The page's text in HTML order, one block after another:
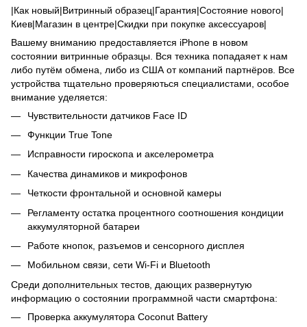
|Как новый|Витринный образец|Гарантия|Состояние нового|
Киев|Магазин в центре|Скидки при покупке аксессуаров|
Вашему вниманию предоставляется iPhone в новом
состоянии витринные образцы. Вся техника попадаяет к нам
либо путём обмена, либо из США от компаний партнёров. Все
устройства тщательно проверяються специалистами, особое
внимание уделяется:
Чувствительности датчиков Face ID
Функции True Tone
Исправности гироскопа и акселерометра
Качества динамиков и микрофонов
Четкости фронтальной и основной камеры
Регламенту остатка процентного соотношения кондиции
аккумуляторной батареи
Работе кнопок, разъемов и сенсорного дисплея
Мобильном связи, сети Wi-Fi и Bluetooth
Среди дополнительных тестов, дающих развернутую
информацию о состоянии программной части смартфона:
Проверка аккумулятора Coconut Battery